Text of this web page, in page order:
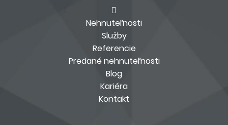
Nehnuteľnosti
Služby
Referencie
Predané nehnuteľnosti
Blog
Kariéra
Kontakt